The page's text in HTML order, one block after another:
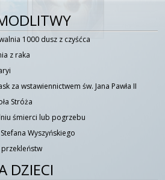
1000 dusz z czyśćca
z raka
za wstawiennictwem św. Jana Pawła II
Stróża
śmierci lub pogrzebu
Wyszyńskiego
DZIECI